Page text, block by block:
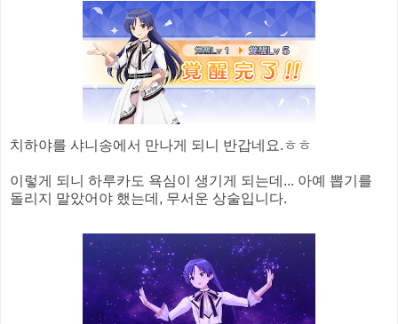
치하야를 샤니송에서 만나게 되니 반갑네요.ㅎㅎ
이렇게 되니 하루카도 욕심이 생기게 되는데... 아예 뽑기를
돌리지 말았어야 했는데, 무서운 상술입니다.